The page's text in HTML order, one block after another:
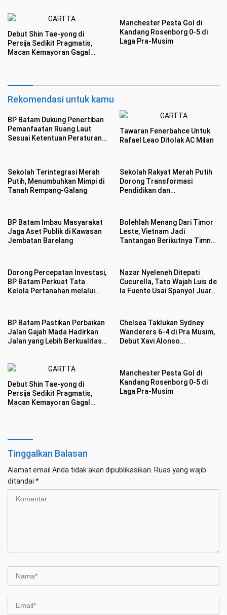
Debut Shin Tae-yong di
Persija Sedikit Pragmatis,
Macan Kemayoran Gagal
Manchester Pesta Gol di
Kandang Rosenborg 0-5 di
Laga Pra-Musim
Rekomendasi untuk kamu
BP Batam Dukung Penertiban
Pemanfaatan Ruang Laut
Sesuai Ketentuan Peraturan
Tawaran Fenerbahce Untuk
Rafael Leao Ditolak AC Milan
Sekolah Terintegrasi Merah
Putih, Menumbuhkan Mimpi di
Tanah Rempang-Galang
Sekolah Rakyat Merah Putih
Dorong Transformasi
Pendidikan dan
BP Batam Imbau Masyarakat
Jaga Aset Publik di Kawasan
Jembatan Barelang
Bolehlah Menang Dari Timor
Leste, Vietnam Jadi
Tantangan Berikutnya Timnas
Dorong Percepatan Investasi,
BP Batam Perkuat Tata
Kelola Pertanahan melalui
Nazar Nyeleneh Ditepati
Cucurella, Tato Wajah Luis de
la Fuente Usai Spanyol Juara
BP Batam Pastikan Perbaikan
Jalan Gajah Mada Hadirkan
Jalan yang Lebih Berkualitas
Chelsea Taklukan Sydney
Wanderers 6-4 di Pra Musim,
Debut Xavi Alonso
Debut Shin Tae-yong di
Persija Sedikit Pragmatis,
Macan Kemayoran Gagal
Manchester Pesta Gol di
Kandang Rosenborg 0-5 di
Laga Pra-Musim
Tinggalkan Balasan
Alamat email Anda tidak akan dipublikasikan. Ruas yang wajib
ditandai *